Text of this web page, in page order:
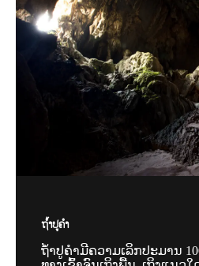
ຖ້ຳປູຄຳ
ຖ້ຳປູຄຳມີຄວາມເລິກປະມານ